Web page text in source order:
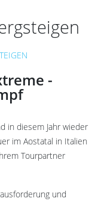
-
in diesem Jahr wieder
im Aostatal in Italien
Tourpartner
und